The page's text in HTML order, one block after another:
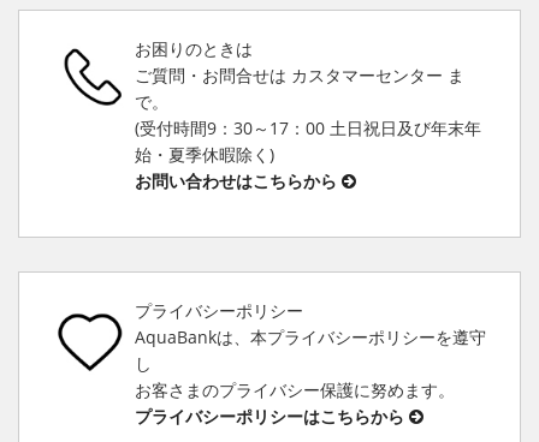
お困りのときは
ご質問・お問合せは カスタマーセンター ま
で。
(受付時間9：30～17：00 土日祝日及び年末年
始・夏季休暇除く)
お問い合わせはこちらから
プライバシーポリシー
AquaBankは、本プライバシーポリシーを遵守
し
お客さまのプライバシー保護に努めます。
プライバシーポリシーはこちらから